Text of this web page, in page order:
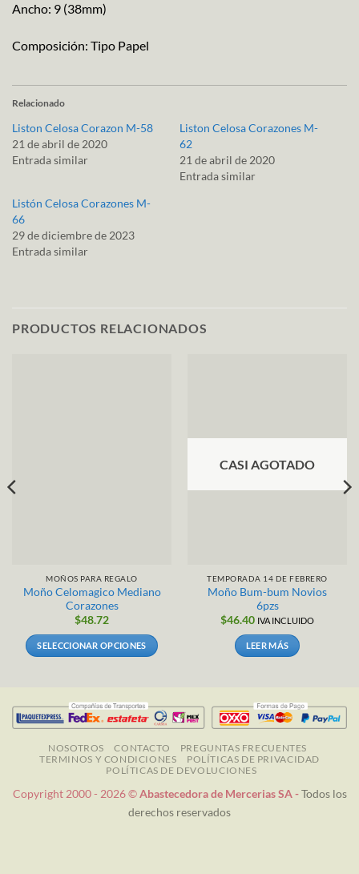
Ancho: 9 (38mm)
Composición: Tipo Papel
Relacionado
Liston Celosa Corazon M-58
21 de abril de 2020
Entrada similar
Liston Celosa Corazones M-
62
21 de abril de 2020
Entrada similar
Listón Celosa Corazones M-
66
29 de diciembre de 2023
Entrada similar
PRODUCTOS RELACIONADOS
MOÑOS PARA REGALO
Moño Celomagico Mediano
Corazones
$48.72
SELECCIONAR OPCIONES
múltiples
variantes.
Las
opciones
pueden
CASI AGOTADO
TEMPORADA 14 DE FEBRERO
Moño Bum-bum Novios
6pzs
$46.40 IVA INCLUIDO
LEER MÁS
NOSOTROS CONTACTO
PREGUNTAS FRECUENTES
TERMINOS Y CONDICIONES
POLÍTICAS DE PRIVACIDAD
POLÍTICAS DE DEVOLUCIONES
Copyright 2000 - 2026 ©Abastecedora de Mercerias SA -Todos los
derechos reservados